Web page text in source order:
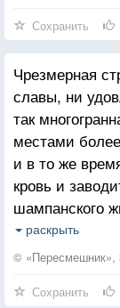
— Ну, вы
свой. Но
— Не он?
— Нет.
подсадила его
присосался.
под кайфом.
нам надо
Сохранить
Чрезмерная
славы, ни
так
местами
и в то же
кровь и
шампанского
это чувство у
остается лишь
раскрыть
© «Пересмешник»,
Сохранить